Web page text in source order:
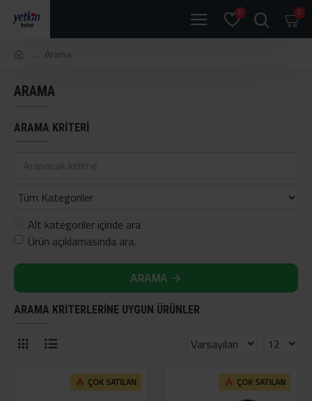
0 0
Arama
ARAMA
ARAMA KRITERI
Alt kategoriler içinde ara
Ürün açıklamasında ara.
ARAMA
ARAMA KRITERLERINE UYGUN ÜRÜNLER
ÇOK SATILAN ÇOK SATILAN